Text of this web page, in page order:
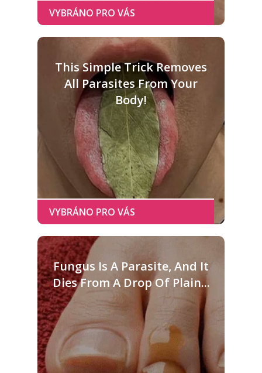
This Simple Trick Removes
All Parasites From Your
Body!
Fungus Is A Parasite, And It
Dies From A Drop Of Plain...